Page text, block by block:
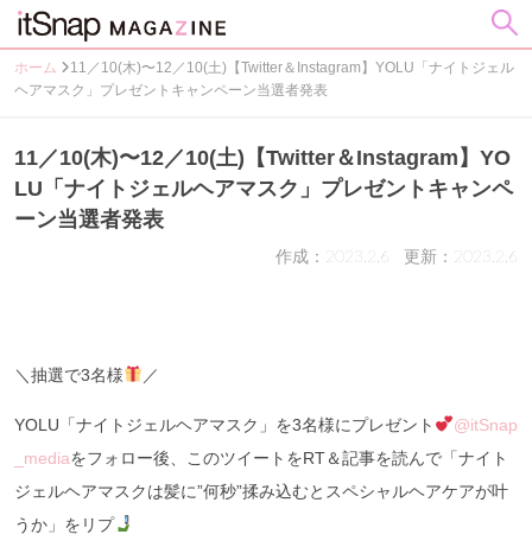
ホーム
11／10(木)〜12／10(土)【Twitter＆Instagram】YOLU「ナイトジェル
ヘアマスク」プレゼントキャンペーン当選者発表
11／10(木)〜12／10(土)【Twitter＆Instagram】YO
LU「ナイトジェルヘアマスク」プレゼントキャンペ
ーン当選者発表
作成：2023.2.6 更新：2023.2.6
＼抽選で3名様 ／
YOLU「ナイトジェルヘアマスク」を3名様にプレゼント
@itSnap
_mediaをフォロー後、このツイートをRT＆記事を読んで「ナイト
ジェルヘアマスクは髪に”何秒”揉み込むとスペシャルヘアケアが叶
うか」をリプ